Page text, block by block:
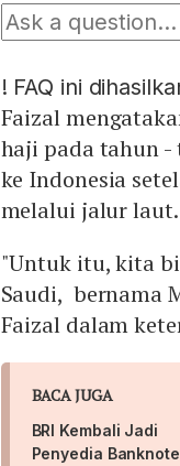
! FAQ ini
Faizal
haji pada tahun -
ke Indonesia
melalui jalur laut.
"Untuk itu, kita
Saudi, bernama
Faizal dalam
BACA JUGA
BRI Kembali Jadi
Penyedia